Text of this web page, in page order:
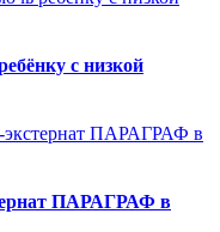
с низкой
ПАРАГРАФ в